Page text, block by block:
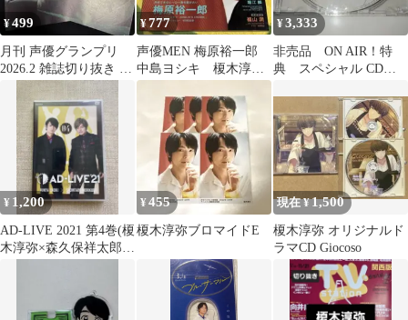
¥499
月刊 声優グランプリ
2026.2 雑誌切り抜き 榎
¥777
声優MEN 梅原裕一郎
中島ヨシキ 榎木淳
弥 土岐隼一 石谷春
貴 堀江瞬 福山潤
¥3,333
非売品 ON AIR！特
典 スペシャル CD
ア 榎木淳弥
¥ 1,200
AD-LIVE 2021 第4巻(榎
木淳弥×森久保祥太郎)
¥455
榎木淳弥ブロマイドE
現在 ¥1,500
榎木淳弥 オリジナルド
ラマCD Giocoso